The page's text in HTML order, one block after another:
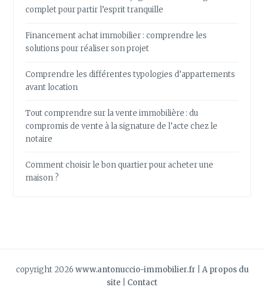
complet pour partir l’esprit tranquille
Financement achat immobilier : comprendre les
solutions pour réaliser son projet
Comprendre les différentes typologies d’appartements
avant location
Tout comprendre sur la vente immobilière : du
compromis de vente à la signature de l’acte chez le
notaire
Comment choisir le bon quartier pour acheter une
maison ?
copyright 2026 www.antonuccio-immobilier.fr
A propos du
site
Contact